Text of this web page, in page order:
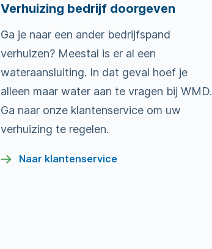
Verhuizing bedrijf doorgeven
Ga je naar een ander bedrijfspand
verhuizen? Meestal is er al een
wateraansluiting. In dat geval hoef je
alleen maar water aan te vragen bij WMD.
Ga naar onze klantenservice om uw
verhuizing te regelen.
Naar klantenservice